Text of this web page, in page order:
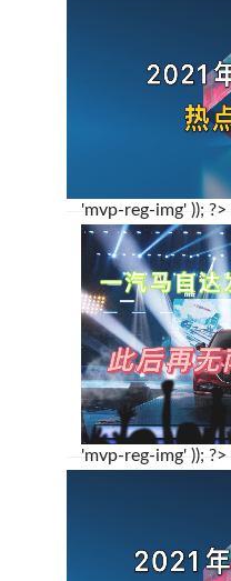
'mvp-reg-img' )); ?>
'mvp-reg-img' )); ?>